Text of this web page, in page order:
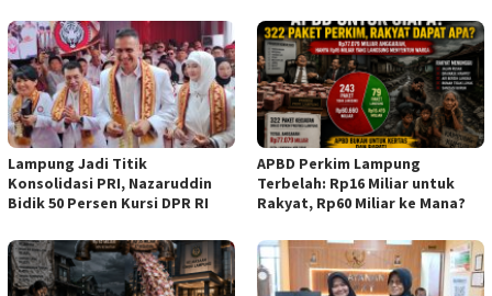
Lampung Jadi Titik
Konsolidasi PRI, Nazaruddin
Bidik 50 Persen Kursi DPR RI
APBD Perkim Lampung
Terbelah: Rp16 Miliar untuk
Rakyat, Rp60 Miliar ke Mana?